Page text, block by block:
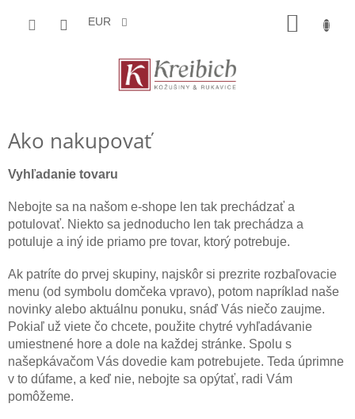
EUR
Ako nakupovať
Vyhľadanie tovaru
Nebojte sa na našom e-shope len tak prechádzať a
potulovať. Niekto sa jednoducho len tak prechádza a
potuluje a iný ide priamo pre tovar, ktorý potrebuje.
Ak patríte do prvej skupiny, najskôr si prezrite rozbaľovacie
menu (od symbolu domčeka vpravo), potom napríklad naše
novinky alebo aktuálnu ponuku, snáď Vás niečo zaujme.
Pokiaľ už viete čo chcete, použite chytré vyhľadávanie
umiestnené hore a dole na každej stránke. Spolu s
našepkávačom Vás dovedie kam potrebujete. Teda úprimne
v to dúfame, a keď nie, nebojte sa opýtať, radi Vám
pomôžeme.